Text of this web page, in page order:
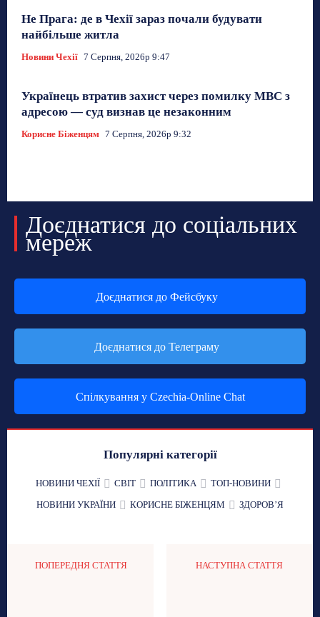
Не Прага: де в Чехії зараз почали будувати
найбільше житла
Новини Чехії 7 Серпня, 2026р 9:47
Українець втратив захист через помилку МВС з
адресою — суд визнав це незаконним
Корисне Біженцям 7 Серпня, 2026р 9:32
Доєднатися до соціальних
мереж
Доєднатися до Фейсбуку
Доєднатися до Телеграму
Спілкування у Czechia-Online Chat
Популярні категорії
НОВИНИ ЧЕХІЇ СВІТ ПОЛІТИКА
ТОП-НОВИНИ
НОВИНИ УКРАЇНИ
КОРИСНЕ БІЖЕНЦЯМ ЗДОРОВʼЯ
ПОПЕРЕДНЯ СТАТТЯ НАСТУПНА СТАТТЯ